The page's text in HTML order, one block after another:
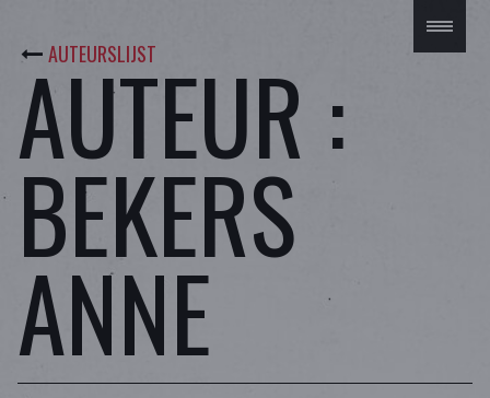
AUTEURSLIJST
AUTEUR :
BEKERS
ANNE